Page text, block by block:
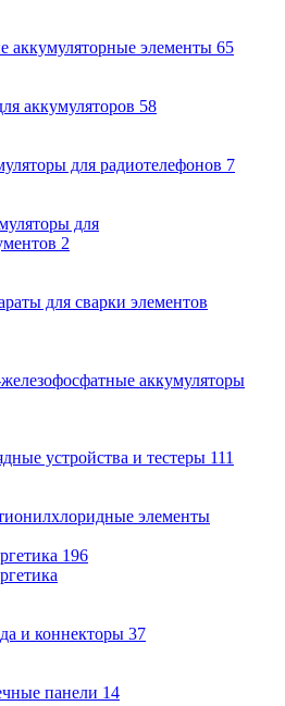
аккумуляторные элементы 65
аккумуляторов 58
для радиотелефонов 7
для
2
для сварки элементов
аккумуляторы
устройства и тестеры 111
элементы
196
и коннекторы 37
панели 14